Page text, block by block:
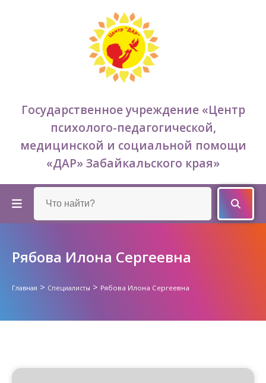
Государственное учреждение «Центр
психолого-педагогической,
медицинской и социальной помощи
«ДАР» Забайкальского края»
Рябова Илона Сергеевна
Главная > Специалисты > Рябова Илона Сергеевна